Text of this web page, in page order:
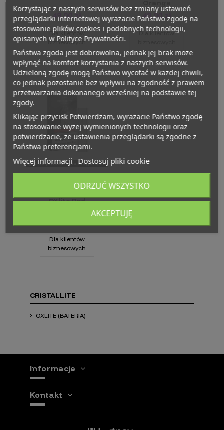
49,00 zł
Dla klientów
biznesowych
49,00 zł
Dla klientów
Brak produktu na magazynie
OXLITE (BATERIA)
OXlite Pod
Dla klientów
biznesowych
CRISTALLITE
OXLITE (BATERIA)
Informacje
Kontakt
Korzystając z naszych serwisów bez zmiany ustawień
przeglądarki internetowej wyrażacie Państwo zgodę na
stosowanie plików cookies i podobnych technologii,
opisanych w Polityce Prywatności.
Państwa zgoda jest dobrowolna, jednak jej brak może
wpłynąć na komfort korzystania z naszych serwisów.
Udzieloną zgodę mogą Państwo wycofać w każdej chwili,
co jednak pozostanie bez wpływu na zgodność z prawem
przetwarzania dokonanego wcześniej na podstawie tej
zgody.
Klikając przycisk Potwierdzam, wyrażacie Państwo zgodę
na stosowanie wyżej wymienionych technologii oraz
potwierdzacie, że ustawienia przeglądarki są zgodne z
Państwa preferencjami.
Więcej informacji Dostosuj pliki cookie
ODRZUĆ WSZYSTKO
AKCEPTUJĘ